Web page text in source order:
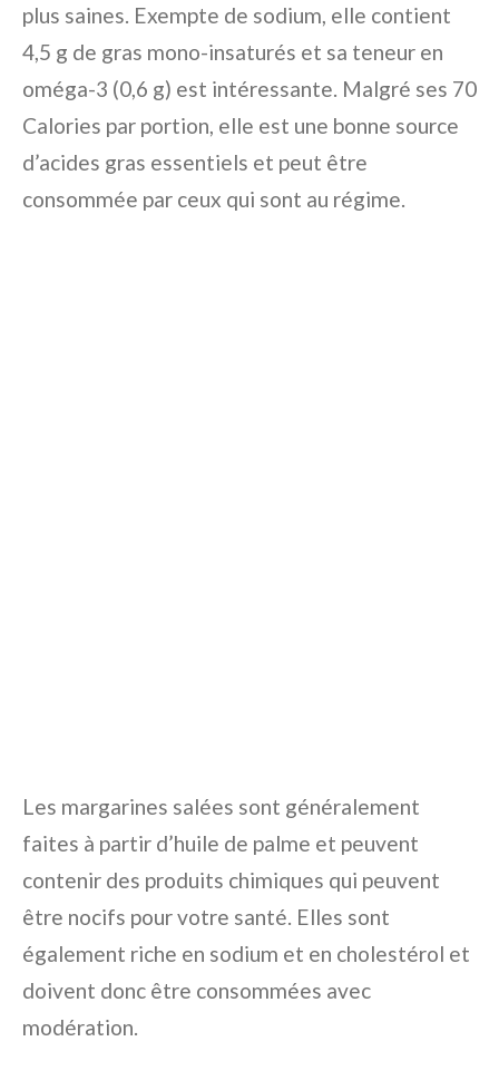
plus saines. Exempte de sodium, elle contient
4,5 g de gras mono-insaturés et sa teneur en
oméga-3 (0,6 g) est intéressante. Malgré ses 70
Calories par portion, elle est une bonne source
d’acides gras essentiels et peut être
consommée par ceux qui sont au régime.
Les margarines salées sont généralement
faites à partir d’huile de palme et peuvent
contenir des produits chimiques qui peuvent
être nocifs pour votre santé. Elles sont
également riche en sodium et en cholestérol et
doivent donc être consommées avec
modération.